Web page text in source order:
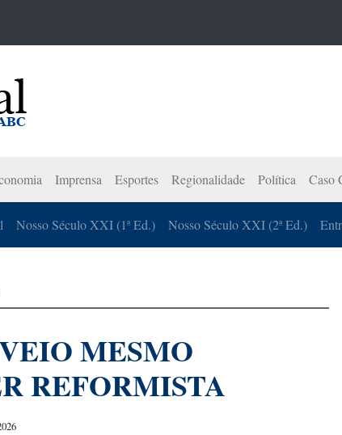
Imprensa Esportes Regionalidade Política Caso
Nosso Século XXI (1ª Ed.) Nosso Século XXI (2ª Ed.)
MESMO
REFORMISTA